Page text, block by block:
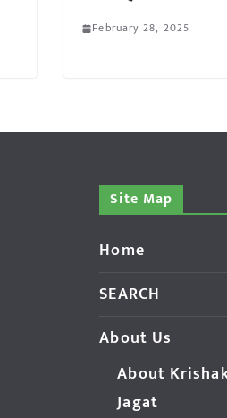
February 28, 2025
Site Map
Home
SEARCH
About Us
About
Jagat